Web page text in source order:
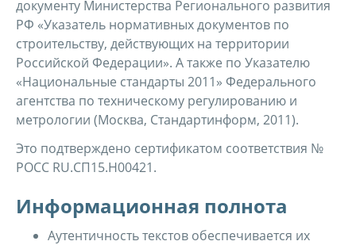
документу Министерства Регионального развития
РФ «Указатель нормативных документов по
строительству, действующих на территории
Российской Федерации». А также по Указателю
«Национальные стандарты 2011» Федерального
агентства по техническому регулированию и
метрологии (Москва, Стандартинформ, 2011).
Это подтверждено сертификатом соответствия №
РОСС RU.СП15.Н00421.
Информационная полнота
Аутентичность текстов обеспечивается их